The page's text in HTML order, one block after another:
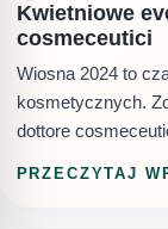
Kwietniowe
cosmeceutici
Wiosna 2024 to
kosmetycznych.
dottore
PRZECZYTAJ